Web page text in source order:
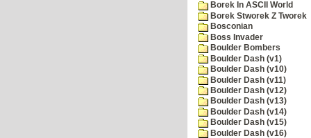
Borek In ASCII World
Borek Stworek Z Tworek
Bosconian
Boss Invader
Boulder Bombers
Boulder Dash (v1)
Boulder Dash (v10)
Boulder Dash (v11)
Boulder Dash (v12)
Boulder Dash (v13)
Boulder Dash (v14)
Boulder Dash (v15)
Boulder Dash (v16)